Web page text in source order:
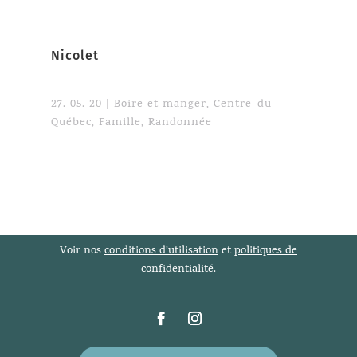
Nicolet
27. 05. 20 | Boire et manger, Centre-du-
Québec, Famille, Randonnée
Voir nosconditions d’utilisationetpolitiques de
confidentialité.